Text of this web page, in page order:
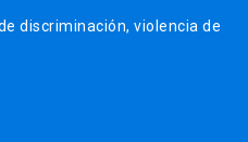
discriminación, violencia de